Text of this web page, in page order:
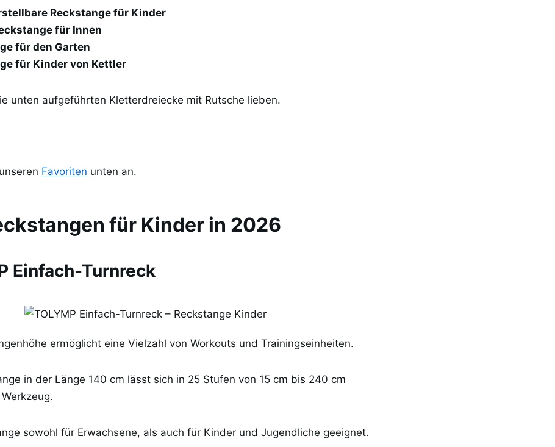
Reckstange für Kinder
für Innen
für den Garten
für Kinder von Kettler
unten aufgeführten Kletterdreiecke mit Rutsche lieben.
Favoriten unten an.
für Kinder in 2026
Einfach-Turnreck
ermöglicht eine Vielzahl von Workouts und Trainingseinheiten.
in der Länge 140 cm lässt sich in 25 Stufen von 15 cm bis 240 cm
sowohl für Erwachsene, als auch für Kinder und Jugendliche geeignet.